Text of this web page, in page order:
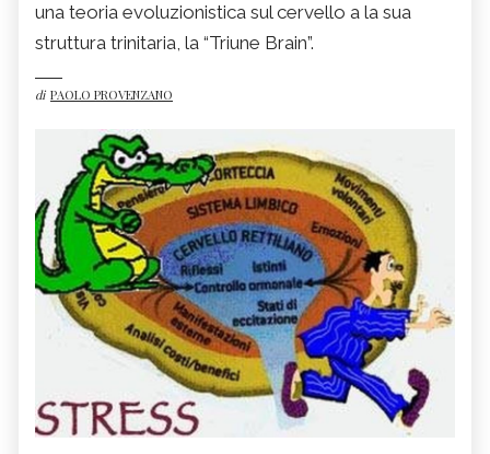
una teoria evoluzionistica sul cervello a la sua
struttura trinitaria, la “Triune Brain”.
di PAOLO PROVENZANO